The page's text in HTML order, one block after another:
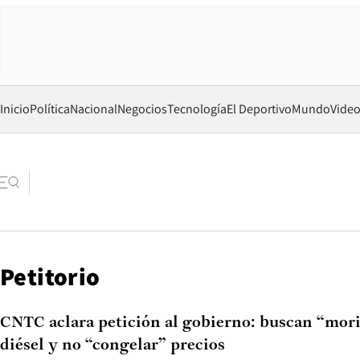
InicioPolíticaNacionalNegociosTecnologíaEl DeportivoMundo
Petitorio
CNTC aclara petición al gobierno: buscan
diésel y no “congelar” precios